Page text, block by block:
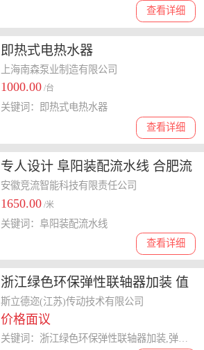
查看详细
即热式电热水器
上海南森泵业制造有限公司
1000.00 /台
查看详细
关键词：即热式电热水器
专人设计 阜阳装配流水线 合肥流
水线定制
安徽竞流智能科技有限责任公司
1650.00 /米
查看详细
关键词：阜阳装配流水线
浙江绿色环保弹性联轴器加装 值
得信赖 斯立德迩传动技术供应
斯立德迩(江苏)传动技术有限公司
价格面议